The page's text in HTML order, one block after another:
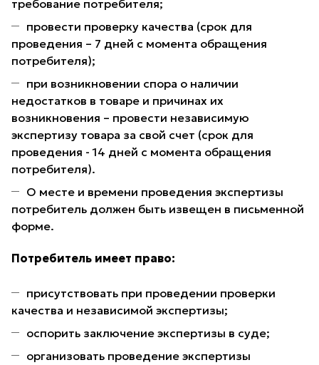
требование потребителя;
провести проверку качества (срок для
проведения – 7 дней с момента обращения
потребителя);
при возникновении спора о наличии
недостатков в товаре и причинах их
возникновения – провести независимую
экспертизу товара за свой счет (срок для
проведения - 14 дней с момента обращения
потребителя).
О месте и времени проведения экспертизы
потребитель должен быть извещен в письменной
форме.
Потребитель имеет право:
присутствовать при проведении проверки
качества и независимой экспертизы;
оспорить заключение экспертизы в суде;
организовать проведение экспертизы